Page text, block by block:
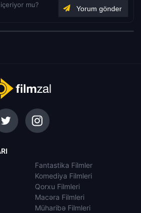
mu?
Fantastika Filmler
Komediya Filmleri
Qorxu Filmleri
Macəra Filmleri
Müharibə Filmleri